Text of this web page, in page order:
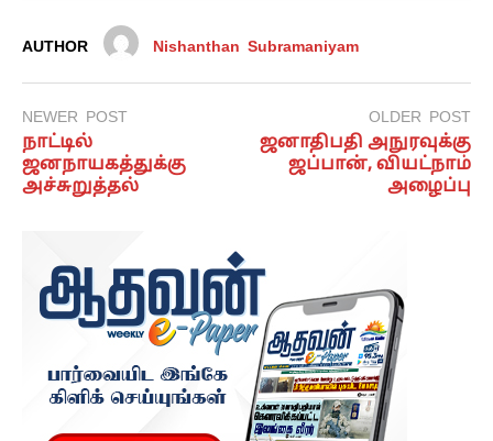
AUTHOR Nishanthan Subramaniyam
NEWER POST
நாட்டில்
ஜனநாயகத்துக்கு
அச்சுறுத்தல்
OLDER POST
ஜனாதிபதி அநுரவுக்கு
ஜப்பான், வியட்நாம்
அழைப்பு